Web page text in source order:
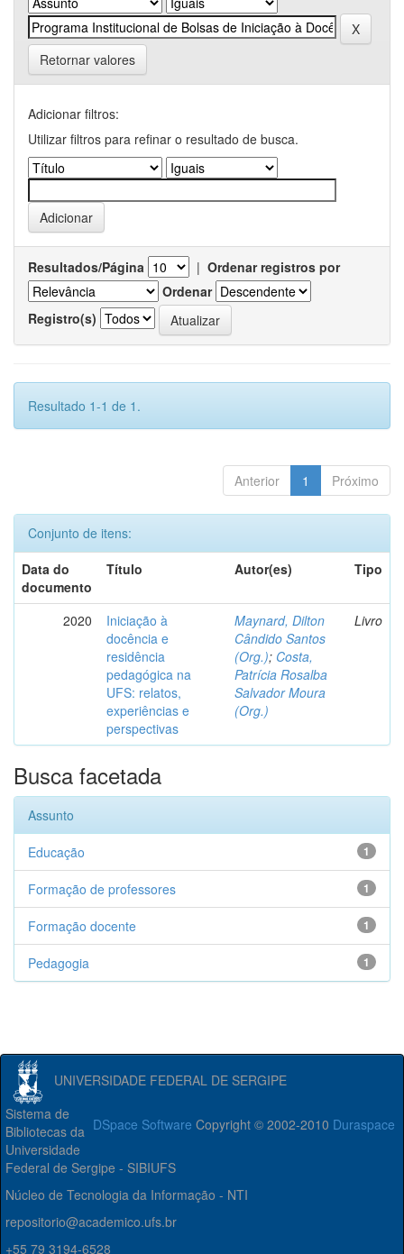
Retornar valores
Adicionar filtros:
Utilizar filtros para refinar o resultado de busca.
Resultados/Página | Ordenar registros por
Ordenar
Registro(s)
Resultado 1-1 de 1.
Anterior 1 Próximo
Conjunto de itens:
Data do
documento
Título Autor(es) Tipo
2020
Iniciação à
docência e
residência
pedagógica na
UFS: relatos,
experiências e
perspectivas
Maynard, Dilton
Cândido Santos
(Org.); Costa,
Patrícia Rosalba
Salvador Moura
(Org.)
Livro
Busca facetada
Assunto
1
Educação
1
Formação de professores
1
Formação docente
1
Pedagogia
UNIVERSIDADE FEDERAL DE SERGIPE
DSpace Software Copyright © 2002-2010 Duraspace
Sistema de
Bibliotecas da
Universidade
Federal de Sergipe - SIBIUFS
Núcleo de Tecnologia da Informação - NTI
repositorio@academico.ufs.br
+55 79 3194-6528